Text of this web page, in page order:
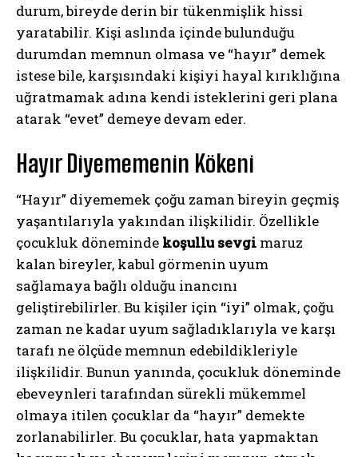
durum, bireyde derin bir tükenmişlik hissi
yaratabilir. Kişi aslında içinde bulunduğu
durumdan memnun olmasa ve “hayır” demek
istese bile, karşısındaki kişiyi hayal kırıklığına
uğratmamak adına kendi isteklerini geri plana
atarak “evet” demeye devam eder.
Hayır Diyememenin Kökeni
“Hayır” diyememek çoğu zaman bireyin geçmiş
yaşantılarıyla yakından ilişkilidir. Özellikle
çocukluk döneminde koşullu sevgi maruz
kalan bireyler, kabul görmenin uyum
sağlamaya bağlı olduğu inancını
geliştirebilirler. Bu kişiler için “iyi” olmak, çoğu
zaman ne kadar uyum sağladıklarıyla ve karşı
tarafı ne ölçüde memnun edebildikleriyle
ilişkilidir. Bunun yanında, çocukluk döneminde
ebeveynleri tarafından sürekli mükemmel
olmaya itilen çocuklar da “hayır” demekte
zorlanabilirler. Bu çocuklar, hata yapmaktan